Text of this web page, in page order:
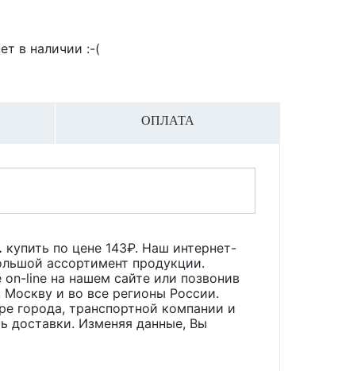
в наличии :-(
ОПЛАТА
купить по цене 143₽. Наш интернет-
ассортимент продукции.
line на нашем сайте или позвонив
и во все регионы России.
города, транспортной компании и
доставки. Изменяя данные, Вы